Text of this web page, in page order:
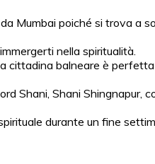
Mumbai poiché si trova a
nella spiritualità.
cittadina balneare è
Shani, Shani Shingnapur,
durante un fine